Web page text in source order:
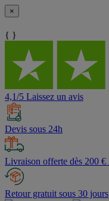
×
{ }
4,1/5 Laissez un avis
Devis sous 24h
Livraison offerte dès 200
Retour gratuit sous 30 jours